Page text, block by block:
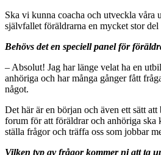
Ska vi kunna coacha och utveckla våra
självfallet föräldrarna en mycket stor del
Behövs det en speciell panel för
– Absolut! Jag har länge velat ha en
anhöriga och har många gånger fått
något.
Det här är en början och även ett sätt
forum för att föräldrar och anhöriga ska
ställa frågor och träffa oss som jobbar
Vilken typ av frågor kommer ni att ta